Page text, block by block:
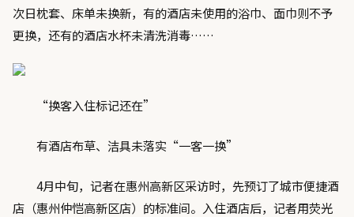
次日枕套、床单未换新，有的酒店未使用的浴巾、面巾则不予
更换，还有的酒店水杯未清洗消毒……
“换客入住标记还在”
有酒店布草、洁具未落实“一客一换”
4月中旬，记者在惠州高新区采访时，先预订了城市便捷酒
店（惠州仲恺高新区店）的标准间。入住酒店后，记者用荧光